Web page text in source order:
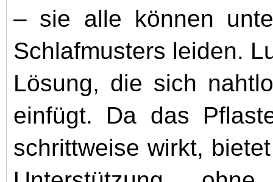
– sie alle können
Schlafmusters leiden.
Lösung, die sich
einfügt. Da das
schrittweise wirkt,